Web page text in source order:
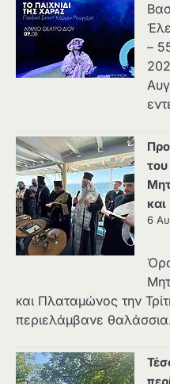
–
6
και Πλαταμώνος την
περιελάμβανε